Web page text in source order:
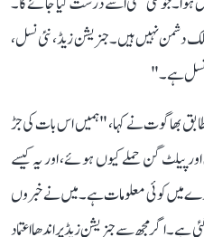
دشمن نہیں ہیں۔ جنریشن زیڈ ، نئی نسل،
نسل ہے۔"
بھاگوت نے کہا، "ہمیں اس بات کی جڑ
پیلٹ گن حملے کیوں ہوئے، اور یہ کیسے
میں کوئی معلومات ہے۔ میں نے خبروں
ہے۔ اگر مجھ سے جنریشن زیڈ پر اندھا اعتماد